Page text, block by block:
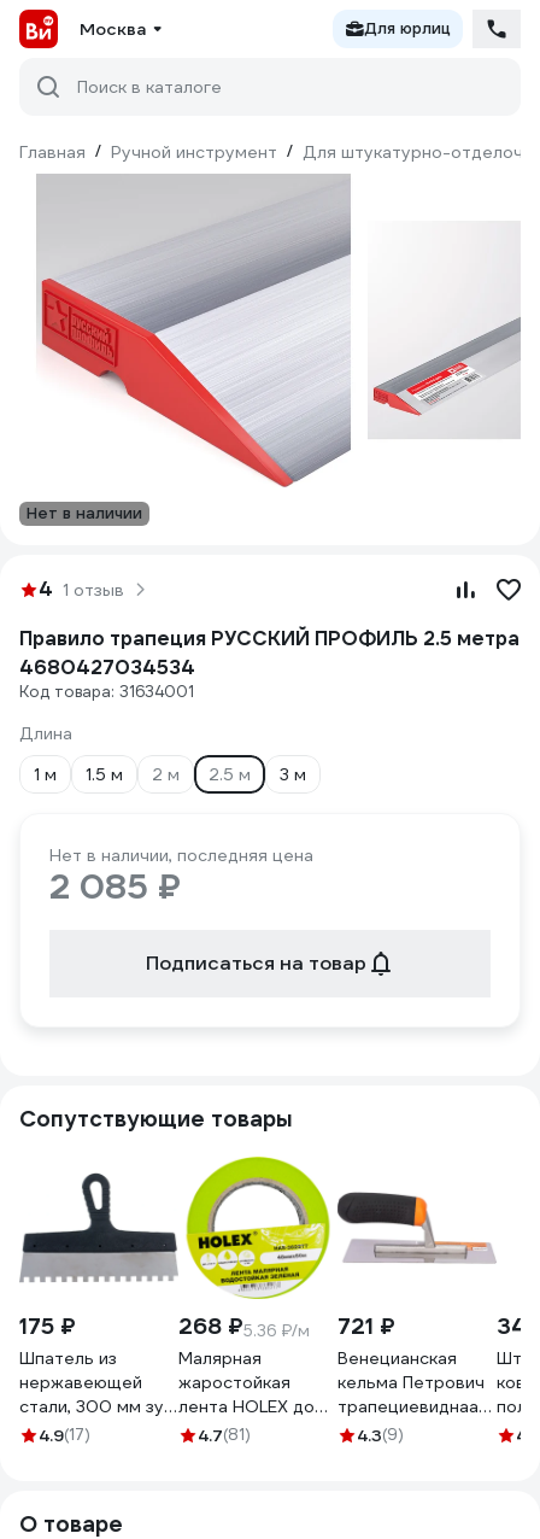
Москва Для юрлиц
Поиск в каталоге
Главная / Ручной инструмент / Для штукатурно-
Нет в наличии
4 1 отзыв
Правило трапеция РУССКИЙ ПРОФИЛЬ 2.5 метра
4680427034534
Код товара: 31634001
Длина
1 м
1.5 м 2 м 2.5 м 3 м
Нет в наличии, последняя цена
2 085 ₽
Подписаться на товар
Сопутствующие товары
175 ₽
Шпатель из
нержавеющей
стали, 300 мм зуб
10х10 мм,
4.9(17)
268 ₽5.36 ₽/м
Малярная
жаростойкая
лента HOLEX до
100С, зеленая,
4.7(81)
721 ₽
Венецианская
кельма Петрович
трапециевиднаая,
200x80x70мм,
4.3(9) 4.7
О товаре